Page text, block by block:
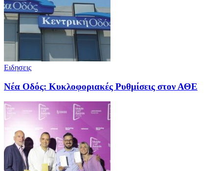
Ειδησεις
Νέα Οδός: Κυκλοφοριακές Ρυθμίσεις στον ΑΘΕ